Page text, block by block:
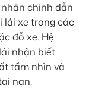
chính dẫn
lái xe trong các
đỗ xe. Hệ
nhận biết
tầm nhìn và
nạn.